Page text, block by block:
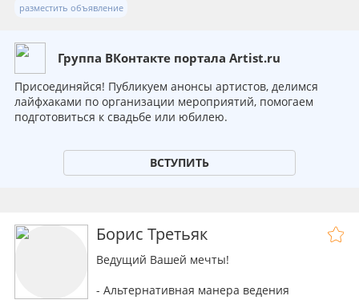
разместить объявление
Группа ВКонтакте портала Artist.ru
Присоединяйся! Публикуем анонсы артистов, делимся
лайфхаками по организации мероприятий, помогаем
подготовиться к свадьбе или юбилею.
ВСТУПИТЬ
Борис Третьяк
Ведущий Вашей мечты!
- Альтернативная манера ведения